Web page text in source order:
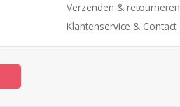
Verzenden & retourneren
Klantenservice & Contact